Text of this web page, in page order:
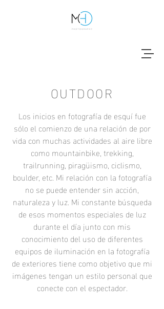
OUTDOOR
Los inicios en fotografía de esquí fue
sólo el comienzo de una relación de por
vida con muchas actividades al aire libre
como mountainbike, trekking,
trailrunning, piragüismo, ciclismo,
boulder, etc. Mi relación con la fotografía
no se puede entender sin acción,
naturaleza y luz. Mi constante búsqueda
de esos momentos especiales de luz
durante el día junto con mis
conocimiento del uso de diferentes
equipos de iluminación en la fotografía
de exteriores tiene como objetivo que mi
imágenes tengan un estilo personal que
conecte con el espectador.